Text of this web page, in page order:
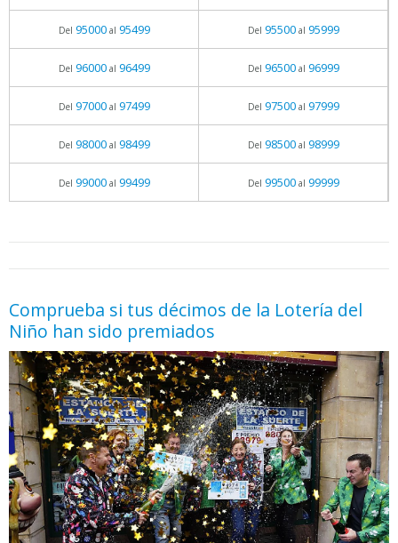
Del 95000al 95499 Del 95500al 95999
Del 96000al 96499 Del 96500al 96999
Del 97000al 97499 Del 97500al 97999
Del 98000al 98499 Del 98500al 98999
Del 99000al 99499 Del 99500al 99999
Comprueba si tus décimos de la Lotería del
Niño han sido premiados